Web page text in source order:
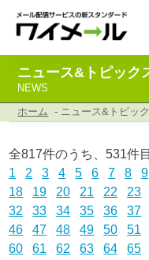
ニュース&トピック
NEWS
ホーム - ニュース&トピッ
全817件のうち、531件
1
2 3 4 5 6 7 8 9
18
19 20 21 22 23
32
33 34 35 36 37
46
47 48 49 50 51
60
61 62 63 64 65